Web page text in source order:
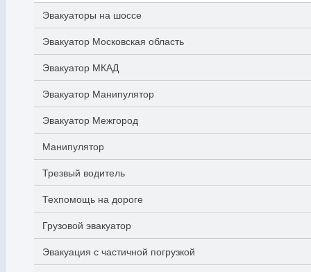
Эвакуаторы на шоссе
Эвакуатор Московская область
Эвакуатор МКАД
Эвакуатор Манипулятор
Эвакуатор Межгород
Манипулятор
Трезвый водитель
Техпомощь на дороге
Грузовой эвакуатор
Эвакуация с частичной погрузкой